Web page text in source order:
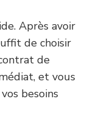
Après avoir
de choisir
de
et vous
besoins